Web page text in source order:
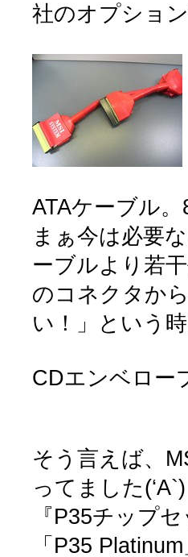
社のオプショ
ATAケーブル
まぁ今は必要
ーブルより若
のコネクタか
い！」という
CDエンベロー
そう言えば、
ってました(‘A`)
『P35チップ
「P35